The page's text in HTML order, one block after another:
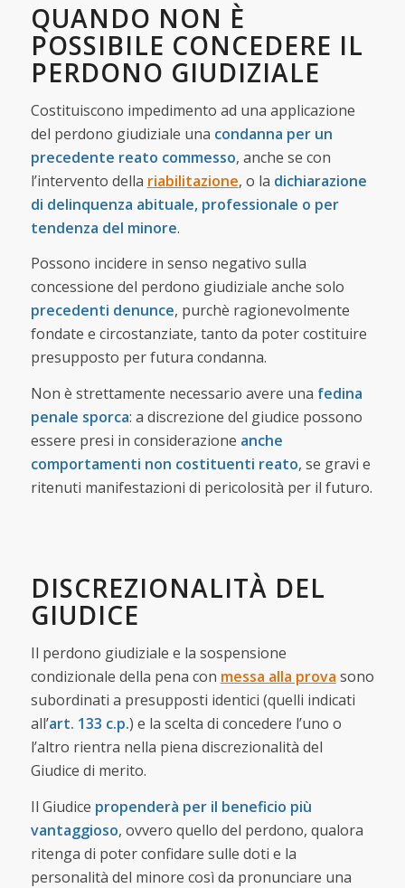
QUANDO NON È
POSSIBILE CONCEDERE IL
PERDONO GIUDIZIALE
Costituiscono impedimento ad una applicazione
del perdono giudiziale una condanna per un
precedente reato commesso, anche se con
l’intervento della riabilitazione, o la dichiarazione
di delinquenza abituale, professionale o per
tendenza del minore.
Possono incidere in senso negativo sulla
concessione del perdono giudiziale anche solo
precedenti denunce, purchè ragionevolmente
fondate e circostanziate, tanto da poter costituire
presupposto per futura condanna.
Non è strettamente necessario avere una fedina
penale sporca: a discrezione del giudice possono
essere presi in considerazione anche
comportamenti non costituenti reato, se gravi e
ritenuti manifestazioni di pericolosità per il futuro.
DISCREZIONALITÀ DEL
GIUDICE
Il perdono giudiziale e la sospensione
condizionale della pena con messa alla prova sono
subordinati a presupposti identici (quelli indicati
all’art. 133 c.p.) e la scelta di concedere l’uno o
l’altro rientra nella piena discrezionalità del
Giudice di merito.
Il Giudice propenderà per il beneficio più
vantaggioso, ovvero quello del perdono, qualora
ritenga di poter confidare sulle doti e la
personalità del minore così da pronunciare una